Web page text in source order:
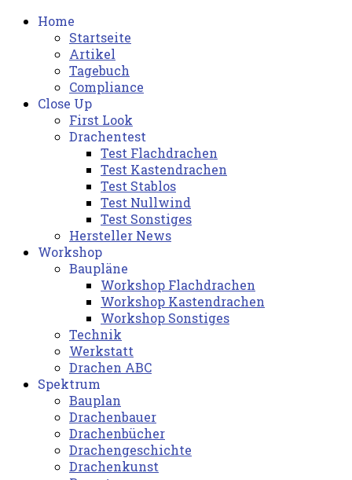
Home
Startseite
Artikel
Tagebuch
Compliance
Close Up
First Look
Drachentest
Test Flachdrachen
Test Kastendrachen
Test Stablos
Test Nullwind
Test Sonstiges
Hersteller News
Workshop
Baupläne
Workshop Flachdrachen
Workshop Kastendrachen
Workshop Sonstiges
Technik
Werkstatt
Drachen ABC
Spektrum
Bauplan
Drachenbauer
Drachenbücher
Drachengeschichte
Drachenkunst